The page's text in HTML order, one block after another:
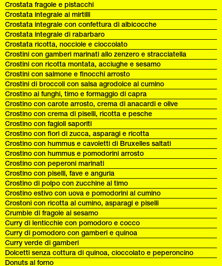
Crostata fragole e pistacchi
Crostata integrale ai mirtilli
Crostata integrale con confettura di albicocche
Crostata integrale di rabarbaro
Crostata ricotta, nocciole e cioccolato
Crostini con gamberi marinati allo zenzero e stracciatella
Crostini con ricotta montata, acciughe e sesamo
Crostini con salmone e finocchi arrosto
Crostini di broccoli con salsa agrodolce al cumino
Crostino ai funghi, timo e formaggio di capra
Crostino con carote arrosto, crema di anacardi e olive
Crostino con crema di piselli, ricotta e pesche
Crostino con fagioli saporiti
Crostino con fiori di zucca, asparagi e ricotta
Crostino con hummus e cavoletti di Bruxelles saltati
Crostino con hummus e pomodorini arrosto
Crostino con peperoni marinati
Crostino con piselli, fave e anguria
Crostino di polpo con zucchine al timo
Crostino estivo con uova e pomodorini al cumino
Crostoni con ricotta al cumino, asparagi e piselli
Crumble di fragole al sesamo
Curry di lenticchie con pomodoro e cocco
Curry di pomodoro con gamberi e quinoa
Curry verde di gamberi
Dolcetti senza cottura di quinoa, cioccolato e peperoncino
Donuts al forno